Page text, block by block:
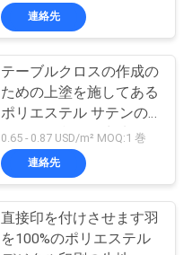
連絡先
テーブルクロスの作成の
ための上塗を施してある
ポリエステル サテンの
デジタル印刷の生地
0.65 - 0.87 USD/m² MOQ:1 巻
連絡先
直接印を付けさせます羽
を100%のポリエステル